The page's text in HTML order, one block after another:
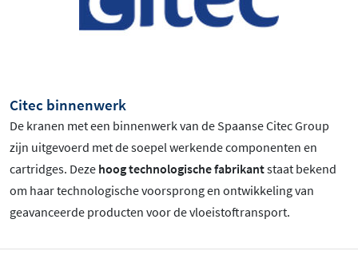
Citec binnenwerk
De kranen met een binnenwerk van de Spaanse Citec Group
zijn uitgevoerd met de soepel werkende componenten en
cartridges. Deze hoog technologische fabrikantstaat bekend
om haar technologische voorsprong en ontwikkeling van
geavanceerde producten voor de vloeistoftransport.